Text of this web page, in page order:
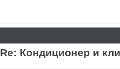
Re: Кондиционер и